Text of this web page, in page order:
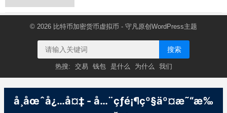
© 2026 比特币加密货币虚拟币 - 守凡原创 WordPress主题
搜索
热搜: 交易 钱包 是什么 为什么 我们